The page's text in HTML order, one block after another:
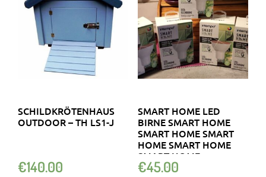
SCHILDKRÖTENHAUS
OUTDOOR – TH LS1-J
€140.00
SMART HOME LED
BIRNE SMART HOME
SMART HOME SMART
HOME SMART HOME
SMART HOME
€45.00